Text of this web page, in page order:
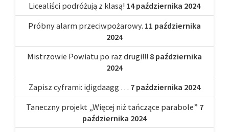
Licealiści podróżują z klasą! 14 października 2024
Próbny alarm przeciwpożarowy. 11 października
2024
Mistrzowie Powiatu po raz drugi!!! 8 października
2024
Zapisz cyframi: iḏigdaagg … 7 października 2024
Taneczny projekt „Więcej niż tańczące parabole” 7
października 2024